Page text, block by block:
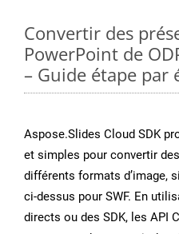
Convertir des
PowerPoint de
– Guide étape par
Aspose.Slides Cloud SDK
et simples pour convertir
différents formats d’image,
ci-dessus pour SWF. En
directs ou des SDK, les API